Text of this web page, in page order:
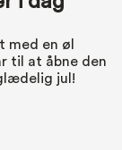
en øl
til at åbne den
jul!